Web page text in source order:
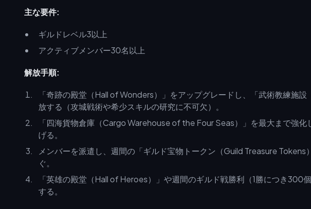
主な要件:
ギルドレベル3以上
アクティブメンバー30名以上
解放手順:
「奇跡の殿堂（Hall of Wonders）」をアップグレードし、「武術教練施
放する（攻城戦術や希少スキルの研究に不可欠）。
「四海貨物倉庫（Cargo Warehouse of the Four Seas）」を最大まで強
げる。
メンバーを派遣し、週間の「ギルド宝物トークン（Guild Treasure
ぐ。
「英雄の殿堂（Hall of Heroes）」や週間のギルド戦勝利（1勝につき300
する。